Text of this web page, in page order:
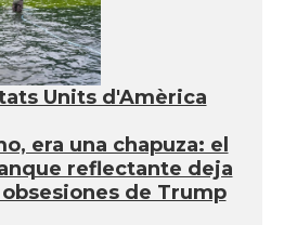
Units d'Amèrica
era una chapuza: el
reflectante deja
de Trump